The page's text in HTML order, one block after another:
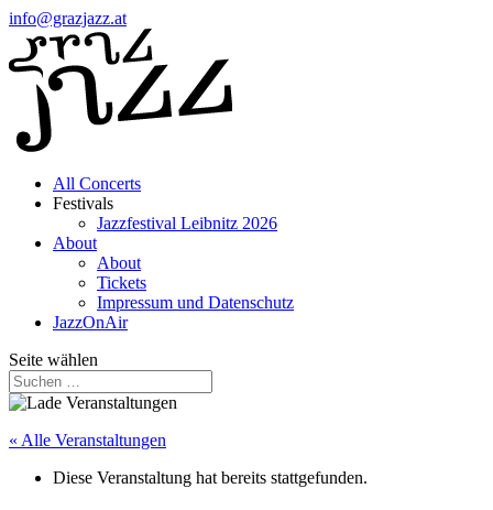
info@grazjazz.at
All Concerts
Festivals
Jazzfestival Leibnitz 2026
About
About
Tickets
Impressum und Datenschutz
JazzOnAir
Seite wählen
« Alle Veranstaltungen
Diese Veranstaltung hat bereits stattgefunden.